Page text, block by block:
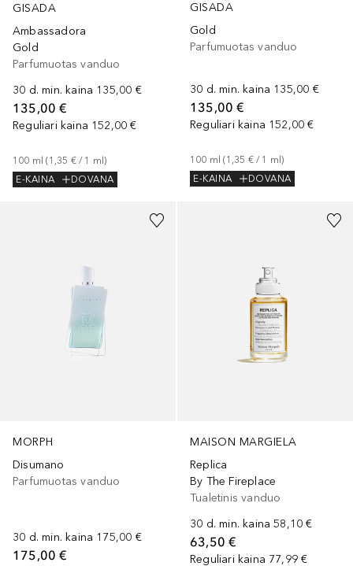
GISADA
Ambassadora
Gold
Parfumuotas vanduo
30 d. min. kaina 135,00 €
135,00 €
Reguliari kaina 152,00 €
100 ml (1,35 € / 1 ml)
E-KAINA
DOVANA
GISADA
Gold
Parfumuotas vanduo
30 d. min. kaina 135,00 €
135,00 €
Reguliari kaina 152,00 €
100 ml (1,35 € / 1 ml)
E-KAINA
DOVANA
MORPH
Disumano
Parfumuotas vanduo
30 d. min. kaina 175,00 €
175,00 €
MAISON MARGIELA
Replica
By The Fireplace
Tualetinis vanduo
30 d. min. kaina 58,10 €
63,50 €
Reguliari kaina 77,99 €